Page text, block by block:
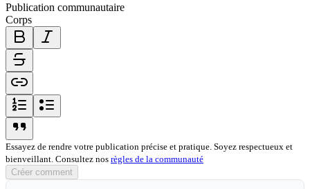
Publication communautaire
Corps
bold-icon
link-icon
ordered-list-icon
Essayez de rendre votre publication précise et pratique. Soyez respectueux et
bienveillant. Consultez nos règles de la communauté
Créer comment